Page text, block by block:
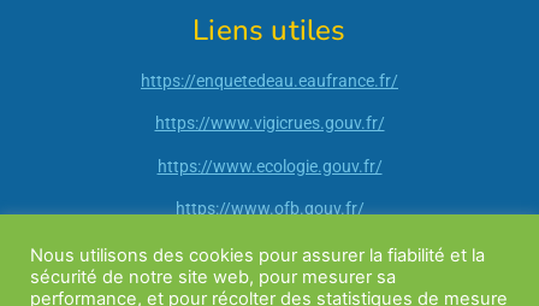
Liens utiles
https://enquetedeau.eaufrance.fr/
https://www.vigicrues.gouv.fr/
https://www.ecologie.gouv.fr/
https://www.ofb.gouv.fr/
http://www.ain.gouv.fr/
https://vigieau.gouv.fr/
Nous utilisons des cookies pour assurer la fiabilité et la
sécurité de notre site web, pour mesurer sa
performance, et pour récolter des statistiques de mesure